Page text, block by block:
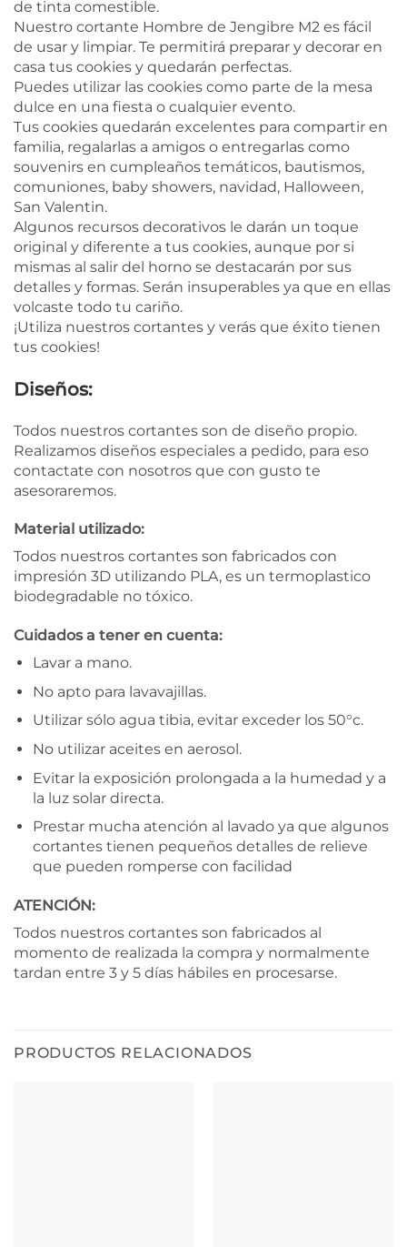
de tinta comestible.
Nuestro cortante Hombre de Jengibre M2 es fácil
de usar y limpiar. Te permitirá preparar y decorar en
casa tus cookies y quedarán perfectas.
Puedes utilizar las cookies como parte de la mesa
dulce en una fiesta o cualquier evento.
Tus cookies quedarán excelentes para compartir en
familia, regalarlas a amigos o entregarlas como
souvenirs en cumpleaños temáticos, bautismos,
comuniones, baby showers, navidad, Halloween,
San Valentin.
Algunos recursos decorativos le darán un toque
original y diferente a tus cookies, aunque por si
mismas al salir del horno se destacarán por sus
detalles y formas. Serán insuperables ya que en ellas
volcaste todo tu cariño.
¡Utiliza nuestros cortantes y verás que éxito tienen
tus cookies!
Diseños:
Todos nuestros cortantes son de diseño propio.
Realizamos diseños especiales a pedido, para eso
contactate con nosotros que con gusto te
asesoraremos.
Material utilizado:
Todos nuestros cortantes son fabricados con
impresión 3D utilizando PLA, es un termoplastico
biodegradable no tóxico.
Cuidados a tener en cuenta:
Lavar a mano.
No apto para lavavajillas.
Utilizar sólo agua tibia, evitar exceder los 50°c.
No utilizar aceites en aerosol.
Evitar la exposición prolongada a la humedad y a
la luz solar directa.
Prestar mucha atención al lavado ya que algunos
cortantes tienen pequeños detalles de relieve
que pueden romperse con facilidad
ATENCIÓN:
Todos nuestros cortantes son fabricados al
momento de realizada la compra y normalmente
tardan entre 3 y 5 días hábiles en procesarse.
PRODUCTOS RELACIONADOS